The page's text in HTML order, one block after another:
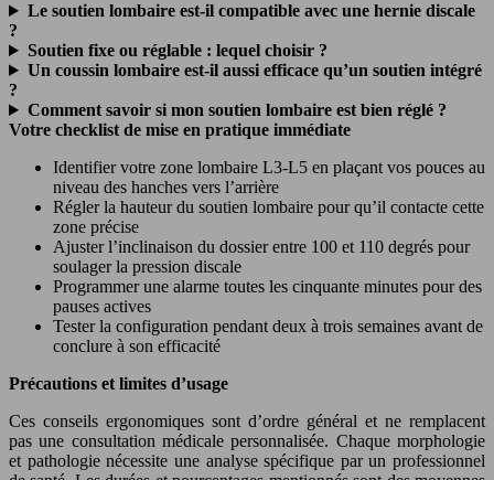
Le soutien lombaire est-il compatible avec une hernie discale
?
Soutien fixe ou réglable : lequel choisir ?
Un coussin lombaire est-il aussi efficace qu’un soutien intégré
?
Comment savoir si mon soutien lombaire est bien réglé ?
Votre checklist de mise en pratique immédiate
Identifier votre zone lombaire L3-L5 en plaçant vos pouces au
niveau des hanches vers l’arrière
Régler la hauteur du soutien lombaire pour qu’il contacte cette
zone précise
Ajuster l’inclinaison du dossier entre 100 et 110 degrés pour
soulager la pression discale
Programmer une alarme toutes les cinquante minutes pour des
pauses actives
Tester la configuration pendant deux à trois semaines avant de
conclure à son efficacité
Précautions et limites d’usage
Ces conseils ergonomiques sont d’ordre général et ne remplacent
pas une consultation médicale personnalisée. Chaque morphologie
et pathologie nécessite une analyse spécifique par un professionnel